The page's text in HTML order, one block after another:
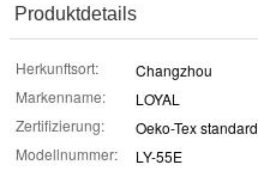
Produktdetails
Herkunftsort:
Changzhou
Markenname:
LOYAL
Zertifizierung:
Oeko-Tex standard
Modellnummer:
LY-55E